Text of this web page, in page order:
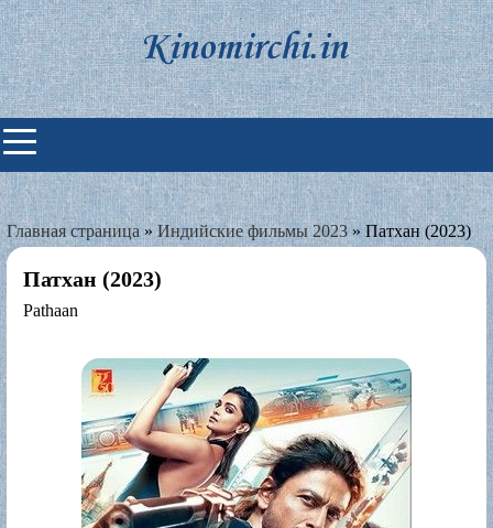
Skip
to
content
Индийские фильмы смотреть
онлайн
Главная страница»Индийские фильмы 2023»Патхан (2023)
Патхан (2023)
Pathaan